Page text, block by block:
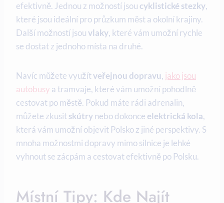
efektivně. Jednou z možností jsou cyklistické⁣ stezky,
‍které jsou ​ideální pro průzkum měst a okolní ⁤krajiny.
Další možností jsouvlaky, které vám umožní ⁢rychle
se dostat ​z jednoho místa na druhé.
Navíc můžete využítveřejnou‌ dopravu, jako jsou
autobusy a tramvaje, které vám⁣ umožní ‍pohodlně
cestovat po městě. Pokud máte rádi adrenalin,
‍můžete zkusitskútrynebo dokonce elektrická kola,
která vám umožní⁣ objevit Polsko z jiné⁣ perspektivy. S
‍mnoha možnostmi dopravy mimo silnice je lehké
⁣vyhnout se zácpám a cestovat efektivně‍ po Polsku.
Místní Tipy: Kde Najít